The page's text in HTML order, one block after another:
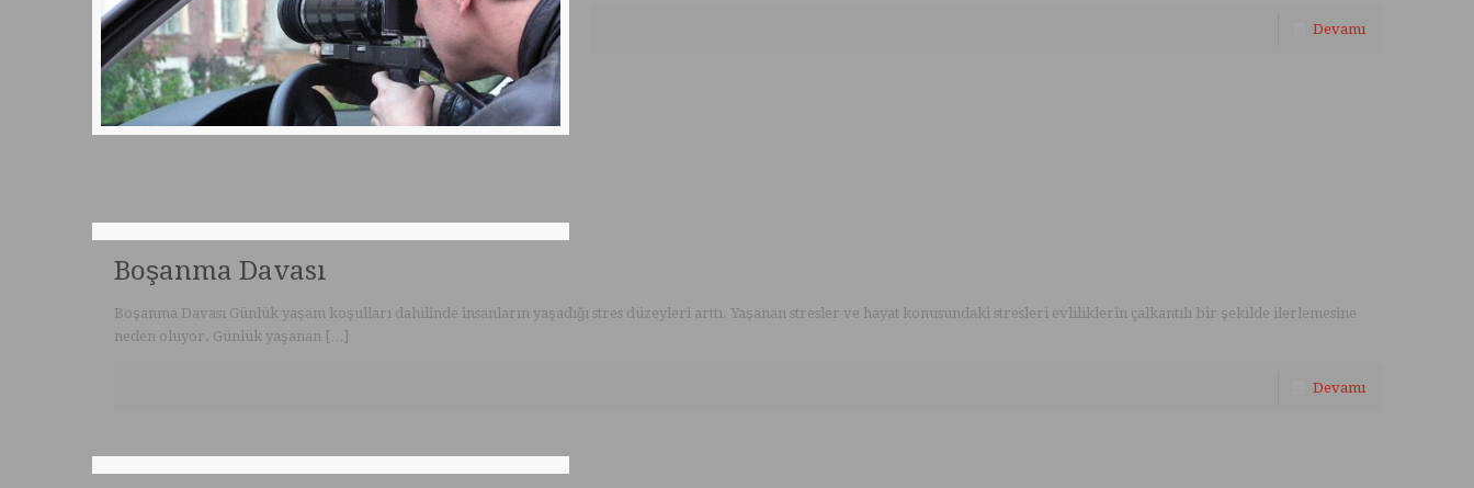
Devamı
Boşanma Davası
Boşanma Davası Günlük yaşam koşulları dahilinde insanların yaşadığı stres düzeyleri arttı. Yaşanan stresler ve hayat konusundaki stresleri evliliklerin çalkantılı bir şekilde ilerlemesine
neden oluyor. Günlük yaşanan […]
Devamı